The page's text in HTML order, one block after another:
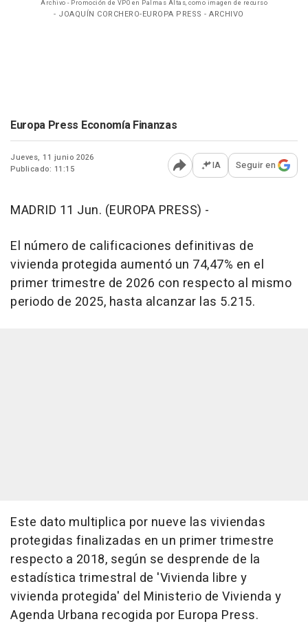
Archivo - Promoción de VPO en Palmas Altas, como imagen de recurso
- JOAQUÍN CORCHERO-EUROPA PRESS - ARCHIVO
Europa Press Economía Finanzas
Jueves, 11 junio 2026
Publicado: 11:15
Abrir opciones para
IA Seguir en
MADRID 11 Jun. (EUROPA PRESS) -
El número de calificaciones definitivas de
vivienda protegida aumentó un 74,47% en el
primer trimestre de 2026 con respecto al mismo
periodo de 2025, hasta alcanzar las 5.215.
Este dato multiplica por nueve las viviendas
protegidas finalizadas en un primer trimestre
respecto a 2018, según se desprende de la
estadística trimestral de 'Vivienda libre y
vivienda protegida' del Ministerio de Vivienda y
Agenda Urbana recogida por Europa Press.